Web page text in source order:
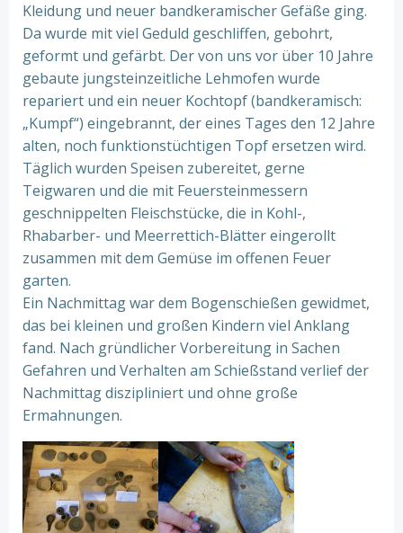
Kleidung und neuer bandkeramischer Gefäße ging.
Da wurde mit viel Geduld geschliffen, gebohrt,
geformt und gefärbt. Der von uns vor über 10 Jahre
gebaute jungsteinzeitliche Lehmofen wurde
repariert und ein neuer Kochtopf (bandkeramisch:
„Kumpf“) eingebrannt, der eines Tages den 12 Jahre
alten, noch funktionstüchtigen Topf ersetzen wird.
Täglich wurden Speisen zubereitet, gerne
Teigwaren und die mit Feuersteinmessern
geschnippelten Fleischstücke, die in Kohl-,
Rhabarber- und Meerrettich-Blätter eingerollt
zusammen mit dem Gemüse im offenen Feuer
garten.
Ein Nachmittag war dem Bogenschießen gewidmet,
das bei kleinen und großen Kindern viel Anklang
fand. Nach gründlicher Vorbereitung in Sachen
Gefahren und Verhalten am Schießstand verlief der
Nachmittag diszipliniert und ohne große
Ermahnungen.